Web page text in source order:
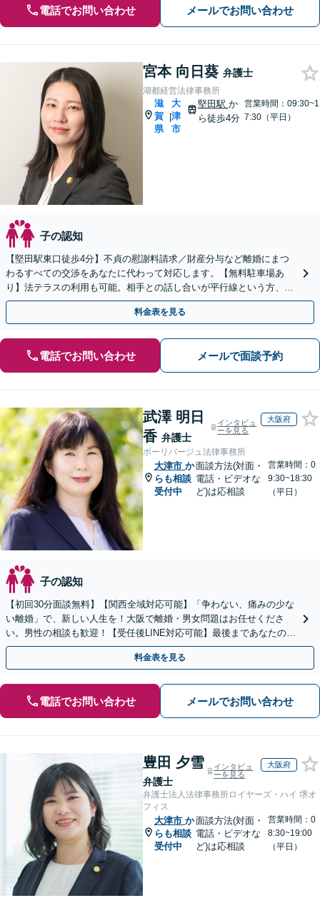
電話でお問い合わせ メールでお問い合わせ
宮本 向日葵 弁護士
湖都経営法律事務所
滋
賀
県
|
大
津
市
堅田駅 か
ら徒歩4分
営業時間：09:30~1
7:30（平日）
子の認知
【堅田駅東口徒歩4分】不貞の慰謝料請求／財産分与など離婚にまつ
わるすべての交渉をあなたに代わって対応します。【無料駐車場あ
り】法テラスの利用も可能。相手との話し合いが平行線という方、一
度ご相談ください。
料金表を見る
電話でお問い合わせ メールで面談予約
武澤 明日
香 弁護士
インタビュ
ーを見る
大阪府
ボーリバージュ法律事務所
大津市 か
らも相談
受付中
面談方法(対面・
電話・ビデオな
ど)は応相談
営業時間：0
9:30~18:30
（平日）
子の認知
【初回30分面談無料】【関西全域対応可能】「争わない、痛みの少な
い離婚」で、新しい人生を！大阪で離婚・男女問題はお任せくださ
い。男性の相談も歓迎！【受任後LINE対応可能】最後まであなたの味
方です。【女性弁護士】【豊中駅徒歩5分】
料金表を見る
電話でお問い合わせ メールでお問い合わせ
豊田 夕雪
弁護士
インタビュ
ーを見る
大阪府
弁護士法人法律事務所ロイヤーズ・ハイ 堺オ
フィス
大津市 か
らも相談
受付中
面談方法(対面・
電話・ビデオな
ど)は応相談
営業時間：0
8:30~19:00
（平日）